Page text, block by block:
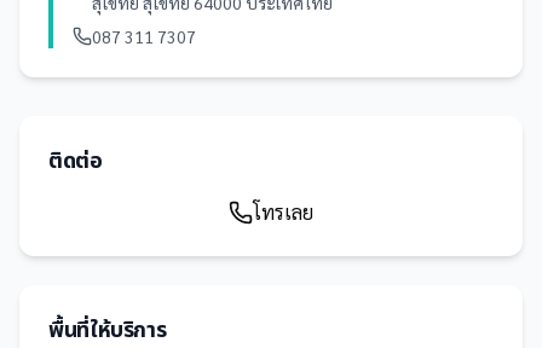
087 311 7307
ติดต่อ
โทรเลย
พื้นที่ให้บริการ